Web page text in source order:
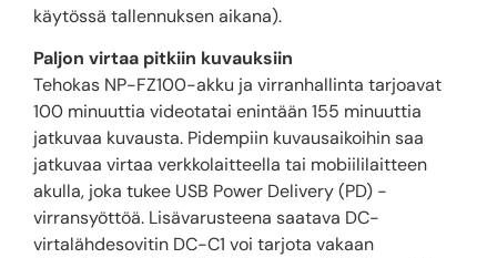
käytössä tallennuksen aikana).
Paljon virtaa pitkiin kuvauksiin
Tehokas NP-FZ100-akku ja virranhallinta tarjoavat
100 minuuttia videotatai enintään 155 minuuttia
jatkuvaa kuvausta. Pidempiin kuvausaikoihin saa
jatkuvaa virtaa verkkolaitteella tai mobiililaitteen
akulla, joka tukee USB Power Delivery (PD) -
virransyöttöä. Lisävarusteena saatava DC-
virtalähdesovitin DC-C1 voi tarjota vakaan